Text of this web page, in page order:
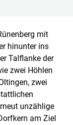
mit
hinunter ins
Talflanke der
zwei Höhlen
zwei
unzählige
am Ziel